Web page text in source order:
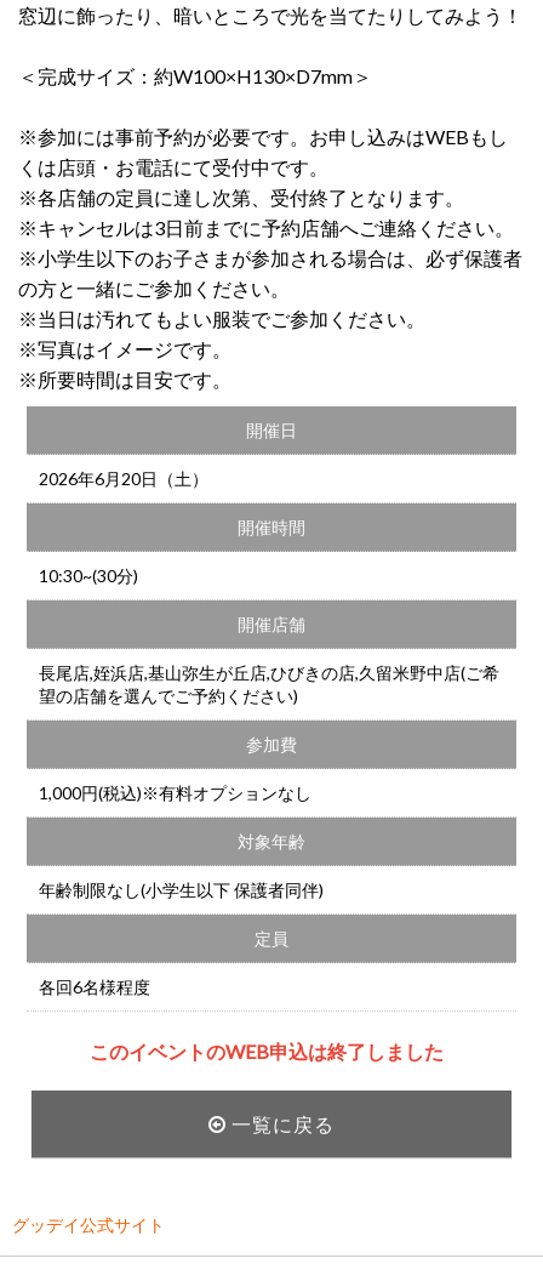
窓辺に飾ったり、暗いところで光を当てたりしてみよう！
＜完成サイズ：約W100×H130×D7mm＞
※参加には事前予約が必要です。お申し込みはWEBもし
くは店頭・お電話にて受付中です。
※各店舗の定員に達し次第、受付終了となります。
※キャンセルは3日前までに予約店舗へご連絡ください。
※小学生以下のお子さまが参加される場合は、必ず保護者
の方と一緒にご参加ください。
※当日は汚れてもよい服装でご参加ください。
※写真はイメージです。
※所要時間は目安です。
開催日
2026年6月20日（土）
開催時間
10:30~(30分)
開催店舗
長尾店,姪浜店,基山弥生が丘店,ひびきの店,久留米野中店(ご希
望の店舗を選んでご予約ください)
参加費
1,000円(税込)※有料オプションなし
対象年齢
年齢制限なし(小学生以下 保護者同伴)
定員
各回6名様程度
このイベントのWEB申込は終了しました
一覧に戻る
グッデイ公式サイト